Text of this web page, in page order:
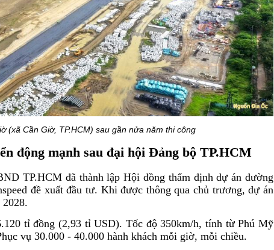
(xã Cần Giờ, TP.HCM) sau gần nửa năm thi công
động mạnh sau đại hội Đảng bộ TP.HCM
TP.HCM đã thành lập Hội đồng thẩm định dự án đường
đề xuất đầu tư. Khi được thông qua chủ trương, dự án
tỉ đồng (2,93 tỉ USD). Tốc độ 350km/h, tính từ Phú Mỹ
vụ 30.000 - 40.000 hành khách mỗi giờ, mỗi chiều.